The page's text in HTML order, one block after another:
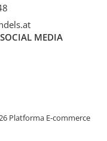
MEDIA
Platforma E-commerce